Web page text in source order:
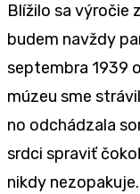
Blížilo sa výročie
budem navždy
septembra 1939
múzeu sme
no odchádzala
srdci spraviť
nikdy